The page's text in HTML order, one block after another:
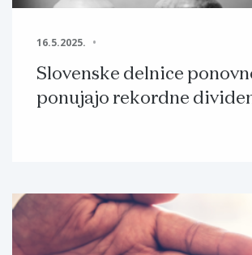
16.5.2025.
Slovenske delnice
ponujajo rekordne